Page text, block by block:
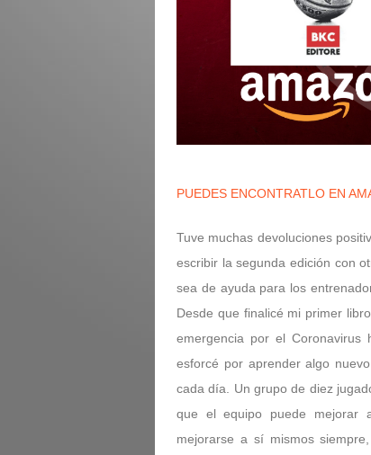
PUEDES ENCONTRATLO EN
Tuve muchas devoluciones
escribir la segunda edición con
sea de ayuda para los
Desde que finalicé mi primer
emergencia por el Coronavirus
esforcé por aprender algo
cada día. Un grupo de diez
que el equipo puede mejorar
mejorarse a sí mismos